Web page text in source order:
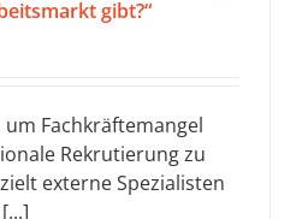
gibt?“
Fachkräftemangel
Rekrutierung zu
externe Spezialisten